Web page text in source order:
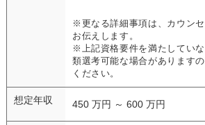
※更なる詳細事項は、カウン
お伝えします。
※上記資格要件を満たしてい
類選考可能な場合があります
ください。
想定年収 450 万円 ～ 600 万円